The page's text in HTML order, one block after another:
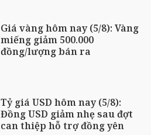
Giá vàng hôm nay (5/8): Vàng
miếng giảm 500.000
đồng/lượng bán ra
Tỷ giá USD hôm nay (5/8):
Đồng USD giảm nhẹ sau đợt
can thiệp hỗ trợ đồng yên